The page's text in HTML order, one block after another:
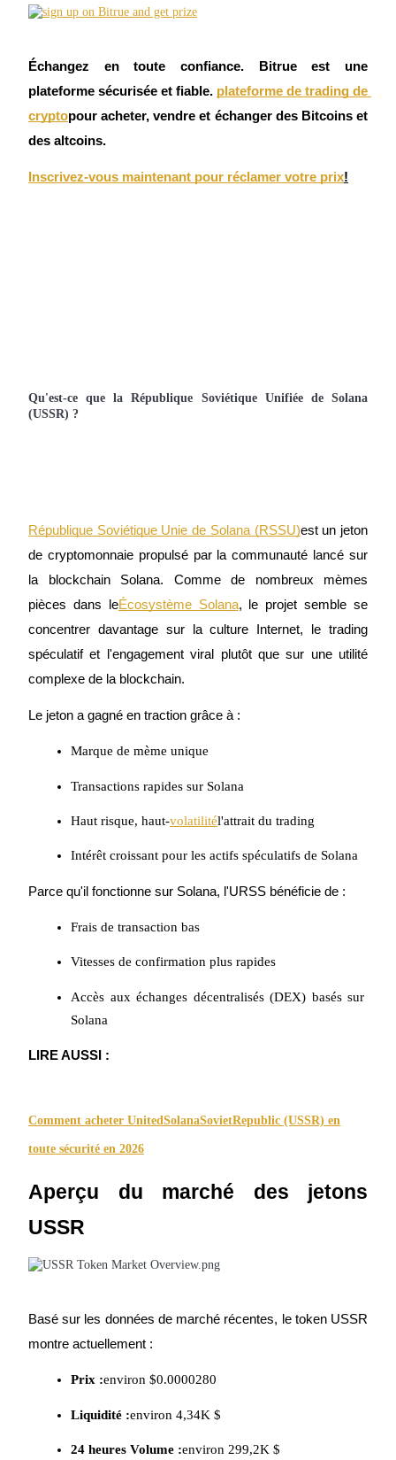
Rejoignez les meilleurs traders
Information
Analyse de mégadonnées, y compris des informations
commerciales, etc.
Cochon de puissance
Gagnez quotidiennement des récompenses compétitives
Échangez en toute confiance. Bitrue est une
plateforme sécurisée et fiable. plateforme de trading de
cryptopour acheter, vendre et échanger des Bitcoins et
des altcoins.
Inscrivez-vous maintenant pour réclamer votre prix!
Qu'est-ce que la République Soviétique Unifiée de Solana
(USSR) ?
République Soviétique Unie de Solana (RSSU)est un jeton
de cryptomonnaie propulsé par la communauté lancé sur
la blockchain Solana. Comme de nombreux mèmes
pièces dans leÉcosystème Solana, le projet semble se
concentrer davantage sur la culture Internet, le trading
spéculatif et l'engagement viral plutôt que sur une utilité
complexe de la blockchain.
Le jeton a gagné en traction grâce à :
Marque de mème unique
Transactions rapides sur Solana
Haut risque, haut-volatilitél'attrait du trading
Intérêt croissant pour les actifs spéculatifs de Solana
Parce qu'il fonctionne sur Solana, l'URSS bénéficie de :
Frais de transaction bas
Vitesses de confirmation plus rapides
Accès aux échanges décentralisés (DEX) basés sur
Solana
LIRE AUSSI :
Comment acheter UnitedSolanaSovietRepublic (USSR) en
toute sécurité en 2026
Aperçu du marché des jetons
USSR
Basé sur les données de marché récentes, le token USSR
montre actuellement :
Prix :environ $0.0000280
Liquidité :environ 4,34K $
24 heures Volume :environ 299,2K $